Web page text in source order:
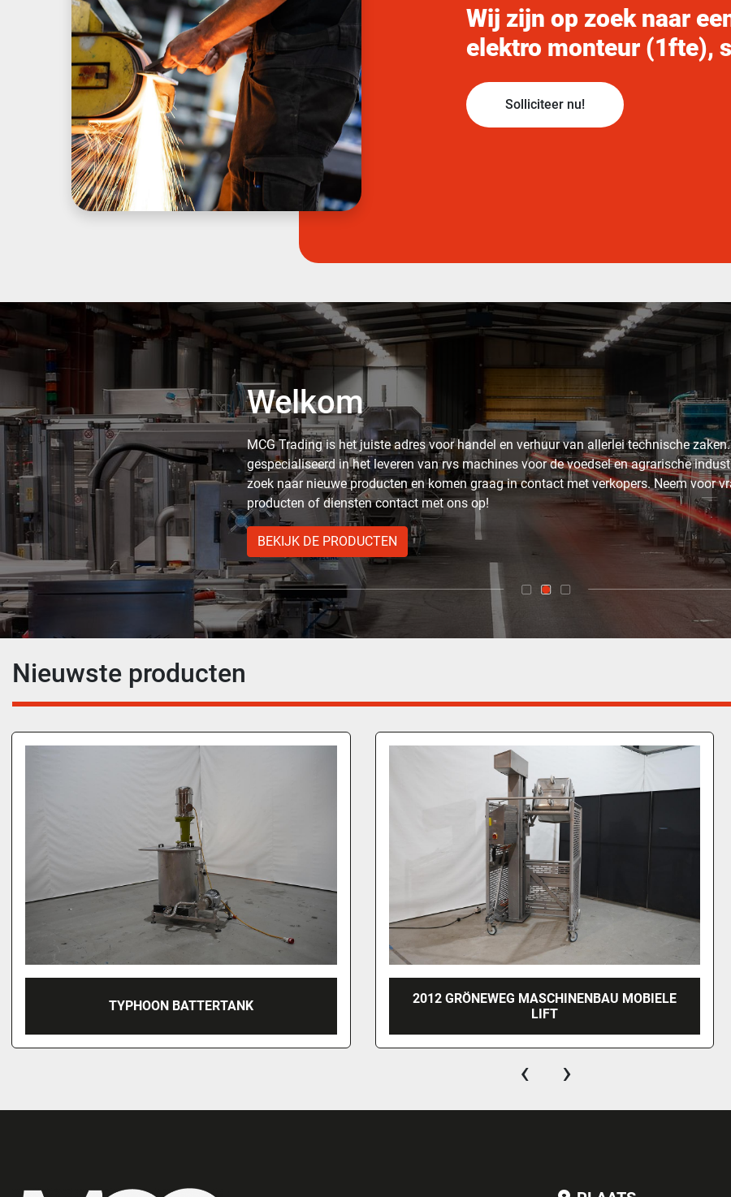
Wij zijn op zoek naar
elektro monteur (1fte),
Solliciteer nu!
Welkom
MCG Trading is het juiste adres voor handel en verhuur van allerlei technische
gespecialiseerd in het leveren van rvs machines voor de voedsel en agrarische
zoek naar nieuwe producten en komen graag in contact met verkopers. Neem voor
producten of diensten contact met ons op!
BEKIJK DE PRODUCTEN
Nieuwste producten
2012 GRÖNEWEG MASCHINENBAU MOBIELE
LIFT
2004 RÜHLE SR 3 DICER
‹ ›